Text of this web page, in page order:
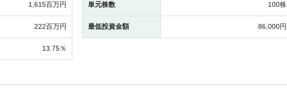
1,615百万円
222百万円
13.75％
単元株数 100株
最低投資金額 86,000円